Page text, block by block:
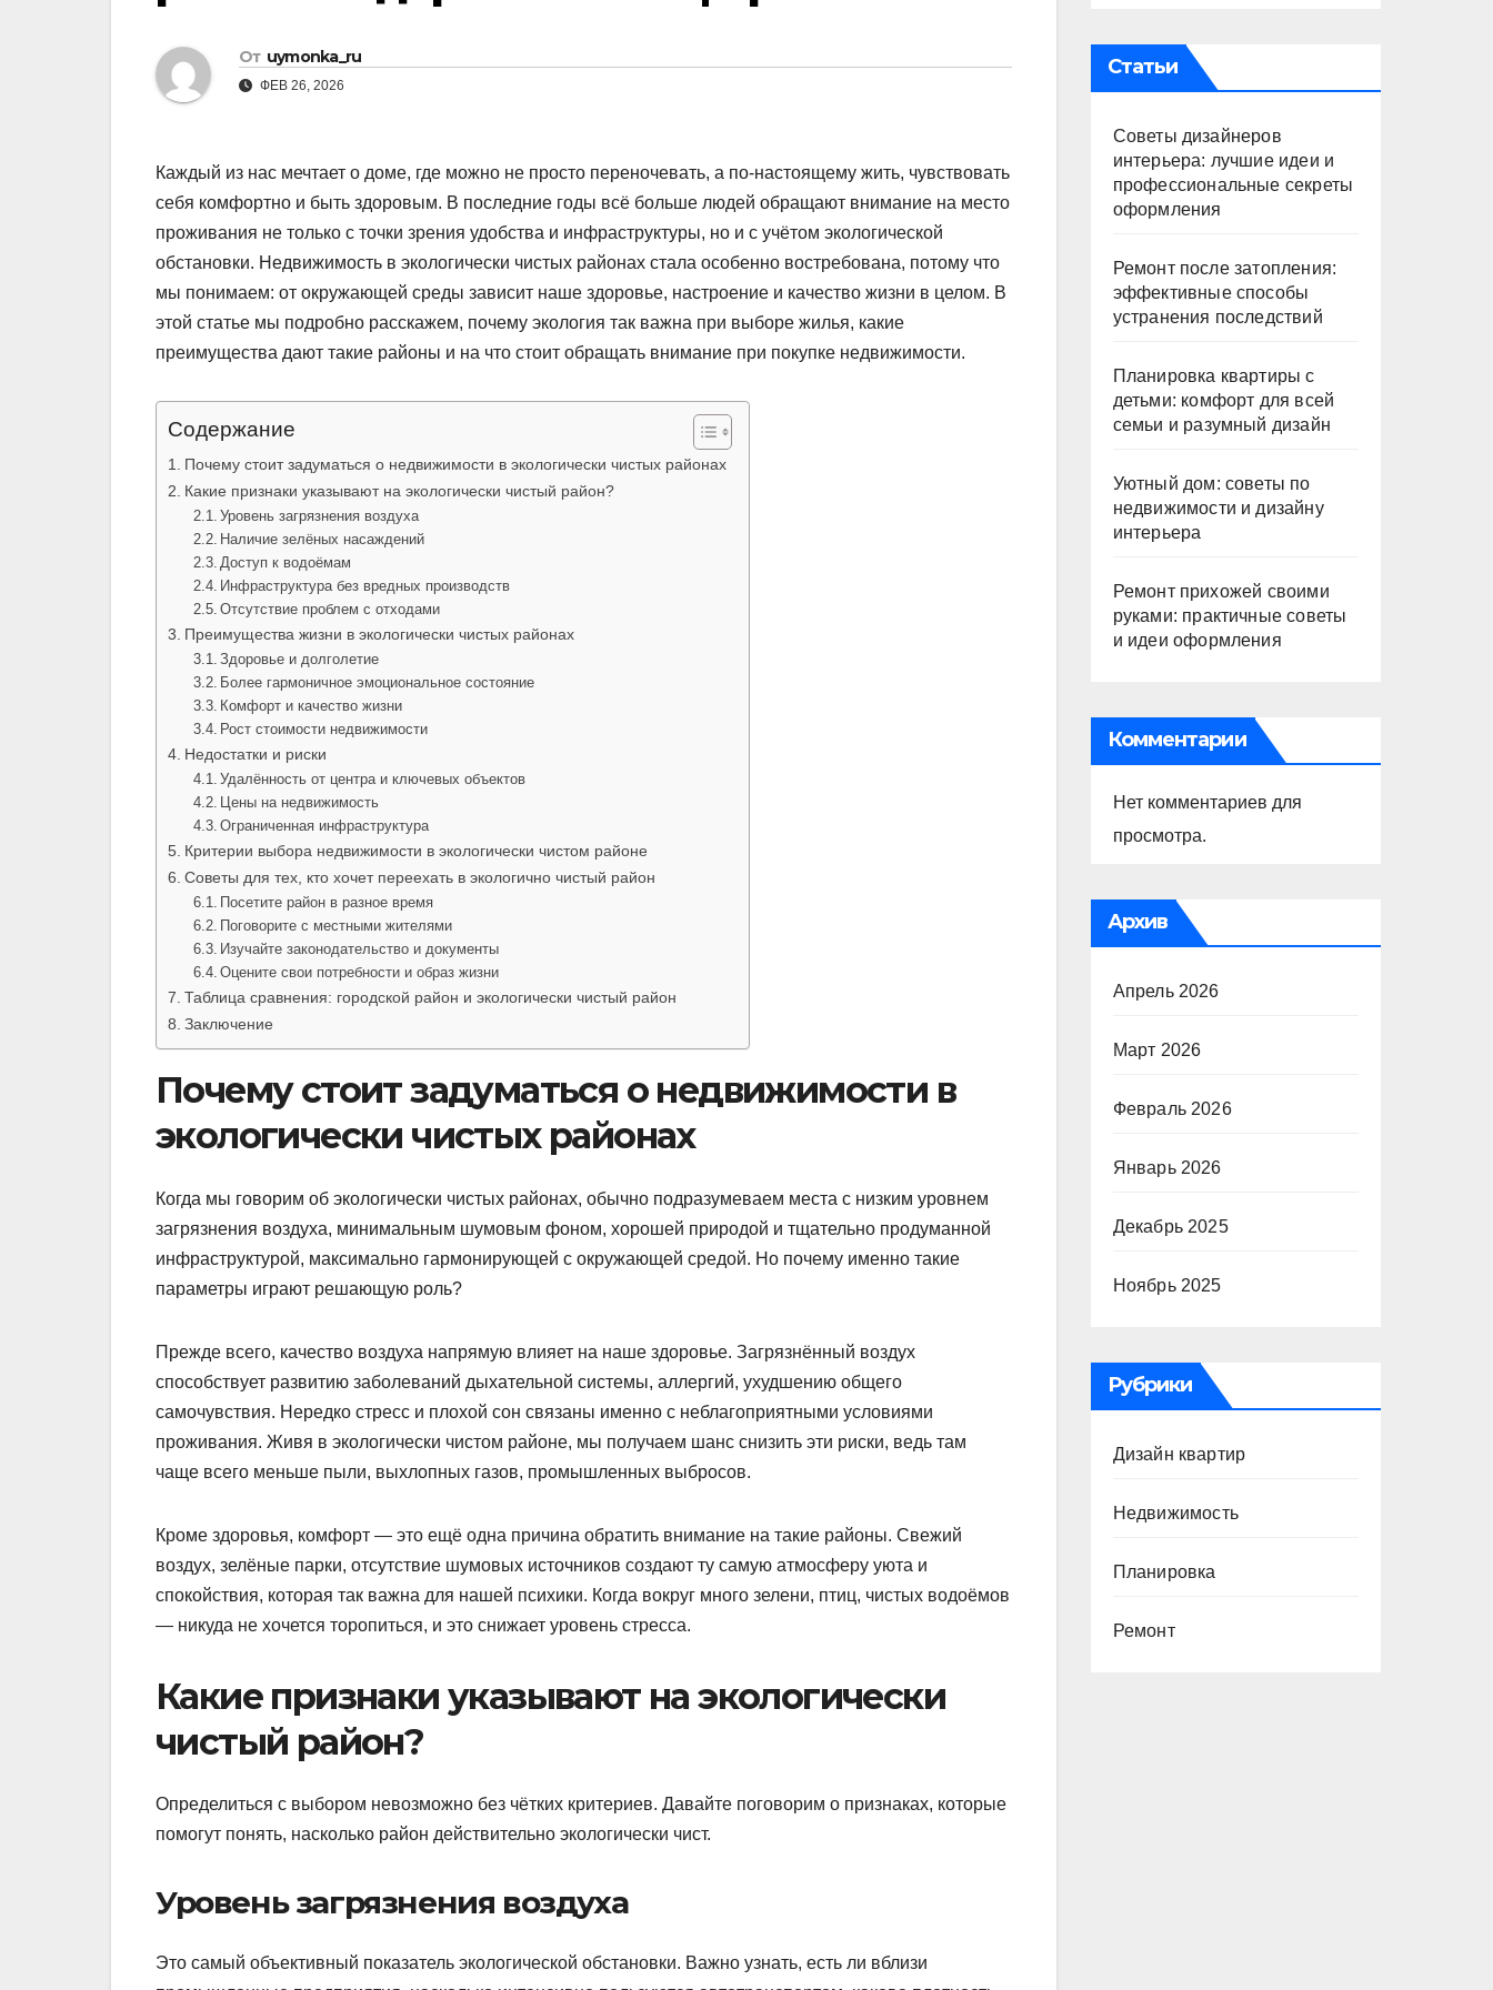
От uymonka_ru
ФЕВ 26, 2026
Каждый из нас мечтает о доме, где можно не просто переночевать, а по-настоящему жить, чувствовать
себя комфортно и быть здоровым. В последние годы всё больше людей обращают внимание на место
проживания не только с точки зрения удобства и инфраструктуры, но и с учётом экологической
обстановки. Недвижимость в экологически чистых районах стала особенно востребована, потому что
мы понимаем: от окружающей среды зависит наше здоровье, настроение и качество жизни в целом. В
этой статье мы подробно расскажем, почему экология так важна при выборе жилья, какие
преимущества дают такие районы и на что стоит обращать внимание при покупке недвижимости.
Содержание
Почему стоит задуматься о недвижимости в экологически чистых районах
Какие признаки указывают на экологически чистый район?
Уровень загрязнения воздуха
Наличие зелёных насаждений
Доступ к водоёмам
Инфраструктура без вредных производств
Отсутствие проблем с отходами
Преимущества жизни в экологически чистых районах
Здоровье и долголетие
Более гармоничное эмоциональное состояние
Комфорт и качество жизни
Рост стоимости недвижимости
Недостатки и риски
Удалённость от центра и ключевых объектов
Цены на недвижимость
Ограниченная инфраструктура
Критерии выбора недвижимости в экологически чистом районе
Советы для тех, кто хочет переехать в экологично чистый район
Посетите район в разное время
Поговорите с местными жителями
Изучайте законодательство и документы
Оцените свои потребности и образ жизни
Таблица сравнения: городской район и экологически чистый район
Заключение
Почему стоит задуматься о недвижимости в
экологически чистых районах
Когда мы говорим об экологически чистых районах, обычно подразумеваем места с низким уровнем
загрязнения воздуха, минимальным шумовым фоном, хорошей природой и тщательно продуманной
инфраструктурой, максимально гармонирующей с окружающей средой. Но почему именно такие
параметры играют решающую роль?
Прежде всего, качество воздуха напрямую влияет на наше здоровье. Загрязнённый воздух
способствует развитию заболеваний дыхательной системы, аллергий, ухудшению общего
самочувствия. Нередко стресс и плохой сон связаны именно с неблагоприятными условиями
проживания. Живя в экологически чистом районе, мы получаем шанс снизить эти риски, ведь там
чаще всего меньше пыли, выхлопных газов, промышленных выбросов.
Кроме здоровья, комфорт — это ещё одна причина обратить внимание на такие районы. Свежий
воздух, зелёные парки, отсутствие шумовых источников создают ту самую атмосферу уюта и
спокойствия, которая так важна для нашей психики. Когда вокруг много зелени, птиц, чистых водоёмов
— никуда не хочется торопиться, и это снижает уровень стресса.
Какие признаки указывают на экологически
чистый район?
Определиться с выбором невозможно без чётких критериев. Давайте поговорим о признаках, которые
помогут понять, насколько район действительно экологически чист.
Уровень загрязнения воздуха
Это самый объективный показатель экологической обстановки. Важно узнать, есть ли вблизи
Статьи
Советы дизайнеров
интерьера: лучшие идеи и
профессиональные секреты
оформления
Ремонт после затопления:
эффективные способы
устранения последствий
Планировка квартиры с
детьми: комфорт для всей
семьи и разумный дизайн
Уютный дом: советы по
недвижимости и дизайну
интерьера
Ремонт прихожей своими
руками: практичные советы
и идеи оформления
Комментарии
Нет комментариев для
просмотра.
Архив
Апрель 2026
Март 2026
Февраль 2026
Январь 2026
Декабрь 2025
Ноябрь 2025
Рубрики
Дизайн квартир
Недвижимость
Планировка
Ремонт